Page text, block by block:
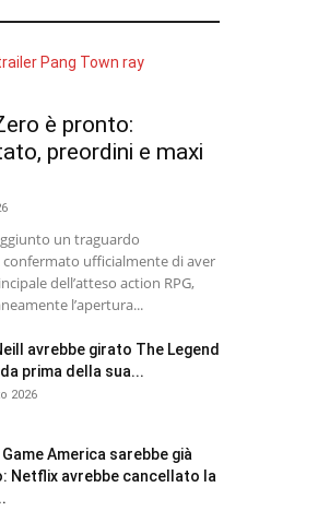
è pronto:
preordini e maxi
un traguardo
confermato ufficialmente di aver
dell’atteso action RPG,
l’apertura...
avrebbe girato The Legend
prima della sua...
2026
America sarebbe già
Netflix avrebbe cancellato la